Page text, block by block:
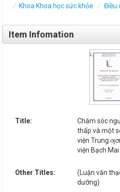
Khoa Khoa học sức khỏe
Điều
Item Infomation
Title:
Chăm sóc
thấp và một
viện Trung
viện Bạch
Other Titles:
(Luận văn
dưỡng)